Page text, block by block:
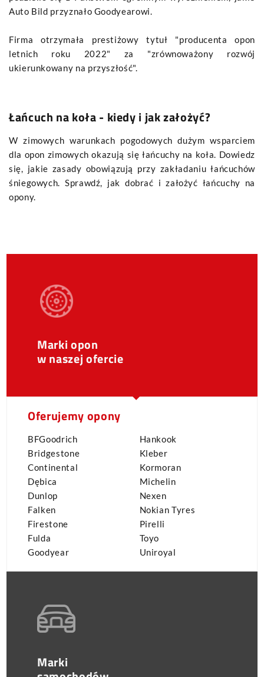
Auto Bild przyznało Goodyearowi.
Firma otrzymała prestiżowy tytuł "producenta opon
letnich roku 2022" za "zrównoważony rozwój
ukierunkowany na przyszłość".
Łańcuch na koła - kiedy i jak założyć?
W zimowych warunkach pogodowych dużym wsparciem
dla opon zimowych okazują się łańcuchy na koła. Dowiedz
się, jakie zasady obowiązują przy zakładaniu łańcuchów
śniegowych. Sprawdź, jak dobrać i założyć łańcuchy na
opony.
Marki opon
w naszej ofercie
Oferujemy opony
BFGoodrich
Bridgestone
Continental
Dębica
Dunlop
Falken
Firestone
Fulda
Goodyear
Hankook
Kleber
Kormoran
Michelin
Nexen
Nokian Tyres
Pirelli
Toyo
Uniroyal
Marki